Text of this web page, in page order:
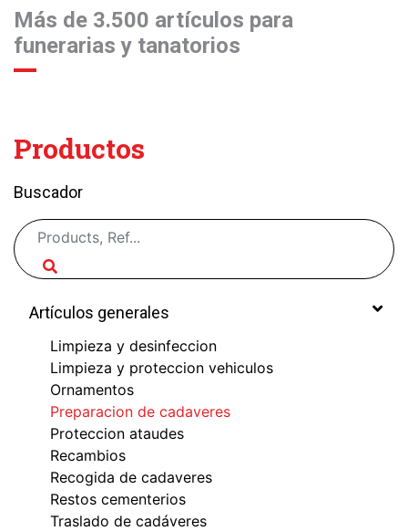
Más de 3.500 artículos para
funerarias y tanatorios
Productos
Buscador
Artículos generales
Limpieza y desinfeccion
Limpieza y proteccion vehiculos
Ornamentos
Preparacion de cadaveres
Proteccion ataudes
Recambios
Recogida de cadaveres
Restos cementerios
Traslado de cadáveres